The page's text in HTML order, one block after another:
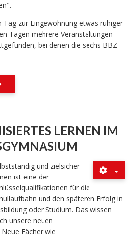
Tag zur Eingewöhnung etwas ruhiger
Tagen mehrere Veranstaltungen
bei denen die sechs BBZ-
LERNEN IM
und zielsicher
ist eine der
für die
und den späteren Erfolg in
oder Studium. Das wissen
unsere neuen
Fächer wie